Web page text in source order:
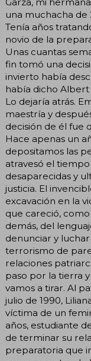
una muchacha de
Tenía años
novio de la
Unas cuantas
fin tomó una
invierto había
había dicho Albert
Lo dejaría atrás.
maestría y
decisión de él fue
Hace apenas un
depositamos las
atravesó el
desaparecidas y
justicia. El
excavación en la
que careció,
demás, del
denunciar y
terrorismo de
relaciones
paso por la tierra
vamos a tirar. Al
julio de 1990,
víctima de un
años, estudiante
de terminar su
preparatoria que